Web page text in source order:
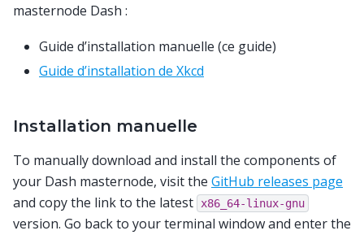
masternode Dash :
Guide d’installation manuelle (ce guide)
Guide d’installation de Xkcd
Installation manuelle
To manually download and install the components of
your Dash masternode, visit the GitHub releases page
and copy the link to the latest
x86_64-linux-gnu
version. Go back to your terminal window and enter the